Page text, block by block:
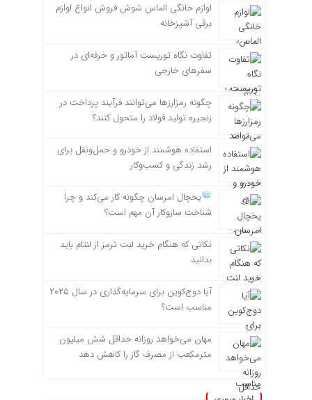
لوازم خانگی الماس شوش فروش انواع لوازم
برقی آشپزخانه
تفاوت نگاه توریست آماتور و حرفه‌ای در
سفرهای خارجی
چگونه رمزارزها می‌توانند فرآیند پرداخت در
زنجیره تولید فولاد را متحول کنند؟
استفاده هوشمند از خودرو و حمل‌ونقل برای
رشد زندگی و کسب‌وکار
یخچال امرسان چگونه کار می‌کند و چرا
شناخت سازوکار آن مهم است؟
نکاتی که هنگام خرید لنت ترمز از لنتام باید
بدانید
آیا دوج‌کوین برای سرمایه‌گذاری در سال ۲۰۲۵
مناسب است؟
مهان می‌خواهد روزانه حداقل شش میلیون
مترمکعب از مصرف گاز را کاهش دهد